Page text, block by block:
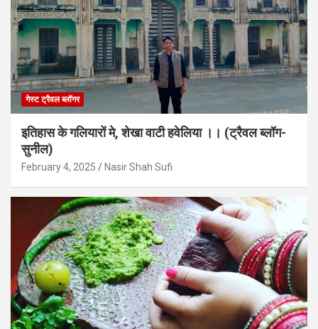
गेस्ट ट्रैवल ब्लॉगर
इतिहास के गलियारों मे, शेखा वाटी हवेलिया ।। (ट्रैवल ब्लॉग-
सुनील)
February 4, 2025 Nasir Shah Sufi